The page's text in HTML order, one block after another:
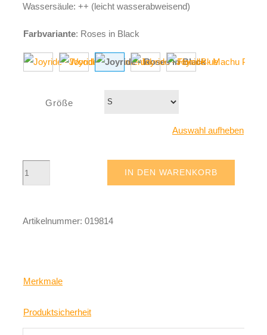
Wassersäule: ++ (leicht wasserabweisend)
Farbvariante: Roses in Black
Größe
Auswahl aufheben
Joyride
-
in
IN DEN WARENKORB
Artikelnummer: 019814
Merkmale
Produktsicherheit